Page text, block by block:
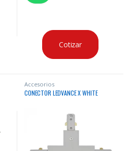
Cotizar
Accesorios
CONECTOR LEDVANCE X WHITE